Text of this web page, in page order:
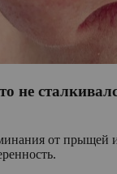
от прыщей